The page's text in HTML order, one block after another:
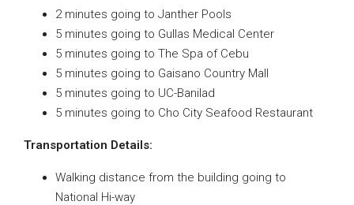
2 minutes going to Janther Pools
5 minutes going to Gullas Medical Center
5 minutes going to The Spa of Cebu
5 minutes going to Gaisano Country Mall
5 minutes going to UC-Banilad
5 minutes going to Cho City Seafood Restaurant
Transportation Details:
Walking distance from the building going to
National Hi-way